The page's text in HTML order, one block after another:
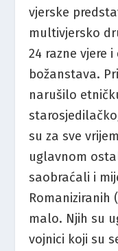
vjerske
multivjersko
24 razne vjere
božanstava.
narušilo
su za sve
uglavnom
saobraćali i
Romaniziranih
malo. Njih su
vojnici koji su